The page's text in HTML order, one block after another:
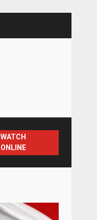
WATCH
ONLINE